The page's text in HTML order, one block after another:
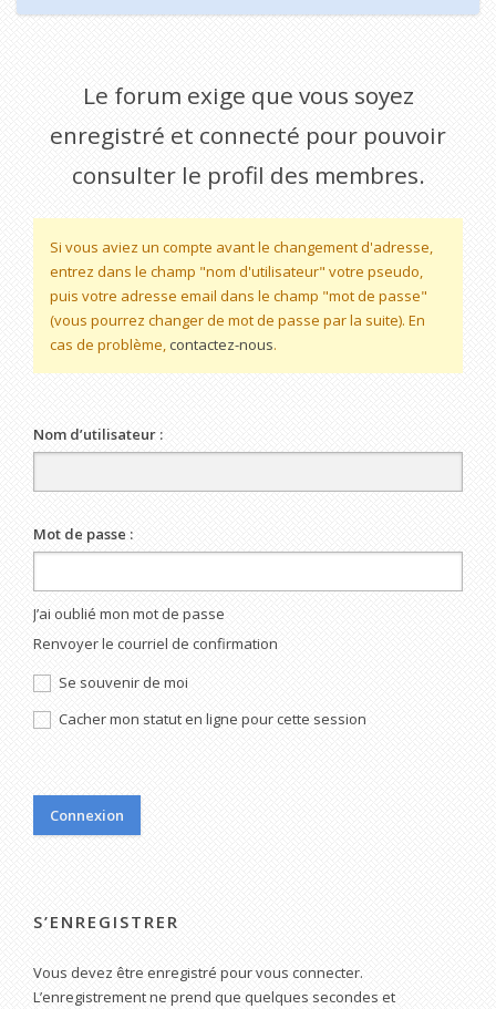
Le forum exige que vous soyez
enregistré et connecté pour pouvoir
consulter le profil des membres.
Si vous aviez un compte avant le changement d'adresse,
entrez dans le champ "nom d'utilisateur" votre pseudo,
puis votre adresse email dans le champ "mot de passe"
(vous pourrez changer de mot de passe par la suite). En
cas de problème, contactez-nous.
Nom d’utilisateur :
Mot de passe :
J’ai oublié mon mot de passe
Renvoyer le courriel de confirmation
Se souvenir de moi
Cacher mon statut en ligne pour cette session
S’ENREGISTRER
Vous devez être enregistré pour vous connecter.
L’enregistrement ne prend que quelques secondes et